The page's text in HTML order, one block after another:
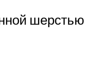
шерстью